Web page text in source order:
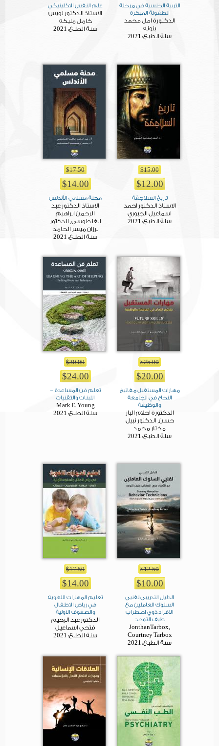
التربية الجنسية في مرحلة
الطفولة المبكرة
الدكتورة امل محمد
بنونه
سنة الطبع: 2021
علم النفس الاكلينيكي
الاستاذ الدكتور لويس
كامل مليكه
سنة الطبع: 2021
$15.00
$12.00
تاريخ السلاجقة
الاستاذ الدكتور احمد
اسماعيل الجبوري
سنة الطبع: 2021
$17.50
$14.00
محنة مسلمي الأندلس
الاستاذ الدكتور عبد
الرحمن ابراهيم
الغنطوسي, الدكتور
برزان ميسر الحامد
سنة الطبع: 2021
$25.00
$20.00
مهارات المستقبل مفاتيح
النجاح في الجامعة
والوظيفة
الدكتورة احلام الباز
حسن, الدكتور نبيل
مختار محمد
سنة الطبع: 2021
$30.00
$24.00
تعلم فن المساعدة -
اللبنات والتقنيات
Mark E. Young
سنة الطبع: 2021
$12.50
$10.00
الدليل التدريبي لفنيي
السلوك العاملين مع
الافراد ذوي اضطراب
طيف التوحد
JonthanTarbox,
Courtney Tarbox
سنة الطبع: 2021
$17.50
$14.00
تعليم المهارات اللغوية
في رياض الاطفال
والصفوف الاولية
الدكتور عبد الرحيم
فتحي اسماعيل
سنة الطبع: 2021